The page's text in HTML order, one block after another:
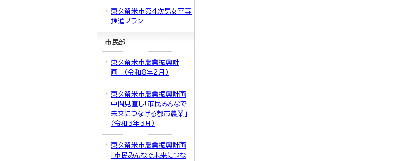
東久留米市第4次男女平等
推進プラン
市民部
東久留米市農業振興計
画 （令和8年2月）
東久留米市農業振興計画
中間見直し「市民みんなで
未来につなげる都市農業」
（令和3年3月）
東久留米市農業振興計画
「市民みんなで未来につな